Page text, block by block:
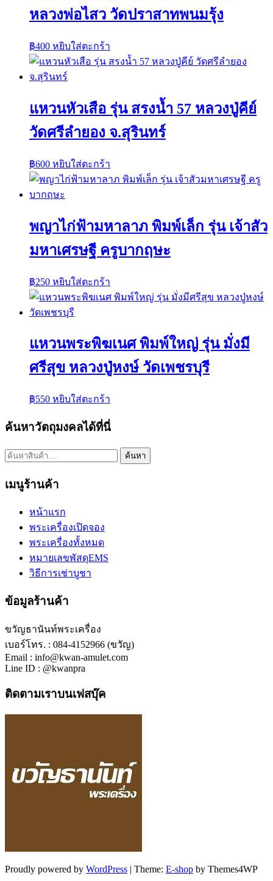
หลวงพ่อไสว วัดปราสาทพนมรุ้ง
฿400 หยิบใส่ตะกร้า
แหวนหัวเสือ รุ่น สรงน้ำ 57 หลวงปู่คีย์
วัดศรีลำยอง จ.สุรินทร์
฿600 หยิบใส่ตะกร้า
พญาไก่ฟ้ามหาลาภ พิมพ์เล็ก รุ่น เจ้าสัว
มหาเศรษฐี ครูบากฤษะ
฿250 หยิบใส่ตะกร้า
แหวนพระพิฆเนศ พิมพ์ใหญ่ รุ่น มั่งมี
ศรีสุข หลวงปู่หงษ์ วัดเพชรบุรี
฿550 หยิบใส่ตะกร้า
ค้นหาวัตถุมงคลได้ที่นี่
ค้นหา: ค้นหา
เมนูร้านค้า
หน้าแรก
พระเครื่องเปิดจอง
พระเครื่องทั้งหมด
หมายเลขพัสดุEMS
วิธีการเช่าบูชา
ข้อมูลร้านค้า
ขวัญธานันท์พระเครื่อง
เบอร์โทร. : 084-4152966 (ขวัญ)
Email : info@kwan-amulet.com
Line ID : @kwanpra
ติดตามเราบนเฟสบุ๊ค
Proudly powered by WordPress | Theme: E-shop by Themes4WP